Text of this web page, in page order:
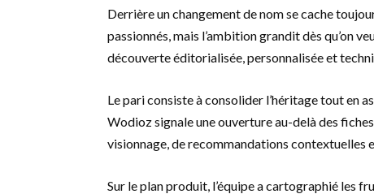
Derrière un changement de nom se cache
passionnés, mais l’ambition grandit dès qu’on
découverte éditorialisée, personnalisée et
Le pari consiste à consolider l’héritage tout en
Wodioz signale une ouverture au-delà des
visionnage, de recommandations contextuelles
Sur le plan produit, l’équipe a cartographié les